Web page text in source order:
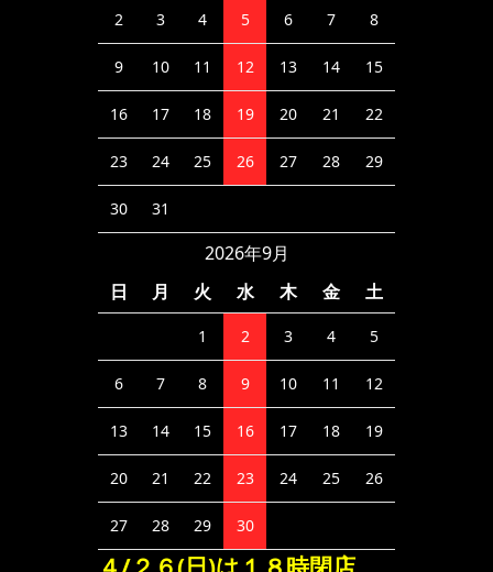
2 3 4 5 6 7 8
9 10 11 12 13 14 15
16 17 18 19 20 21 22
23 24 25 26 27 28 29
30 31
2026年9月
日
月 火 水 木 金 土
1 2 3 4 5
6 7 8 9 10 11 12
13 14 15 16 17 18 19
20 21 22 23 24 25 26
27 28 29 30